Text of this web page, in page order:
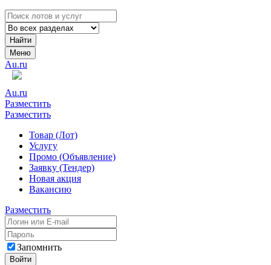
Найти
Меню
Au.ru
Au.ru
Разместить
Разместить
Товар (Лот)
Услугу
Промо (Объявление)
Заявку (Тендер)
Новая акция
Вакансию
Разместить
Запомнить
Войти